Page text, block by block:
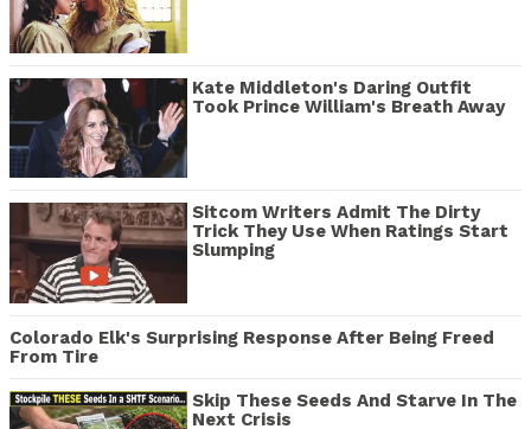
Kate Middleton's Daring Outfit
Took Prince William's Breath Away
Sitcom Writers Admit The Dirty
Trick They Use When Ratings Start
Slumping
Colorado Elk's Surprising Response After Being Freed
From Tire
Skip These Seeds And Starve In The
Next Crisis